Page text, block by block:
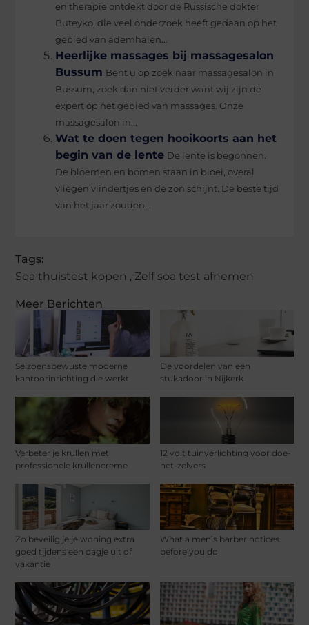
Meer Berichten
Seizoensbewuste moderne
kantoorinrichting die werkt
De voordelen van een
stukadoor in Nijkerk
Verbeter je krullen met
professionele krullencreme
12 volt tuinverlichting voor doe-
het-zelvers
Zo beveilig je je woning extra
goed tijdens een dagje uit of
vakantie
What a men’s barber notices
before you do
en therapie ontdekt door de Russische dokter
Buteyko, die veel onderzoek heeft gedaan op het
gebied van ademhalen...
Heerlijke massages bij massagesalon
Bussum Bent u op zoek naar massagesalon in
Bussum, zoek dan niet verder want wij zijn de
expert op het gebied van massages. Onze
massagesalon in...
Wat te doen tegen hooikoorts aan het
begin van de lente De lente is begonnen.
De bloemen en bomen staan in bloei, overal
vliegen vlindertjes en de zon schijnt. De beste tijd
van het jaar zouden...
Tags:
Soa thuistest kopen , Zelf soa test afnemen